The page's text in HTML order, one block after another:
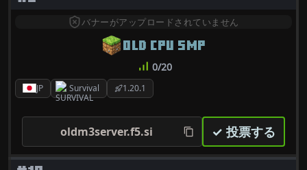
バナーがアップロードされていません
JP Survival 1.20.1
OLD CPU SMP
0/20
oldm3server.f5.si ✓ 投票する